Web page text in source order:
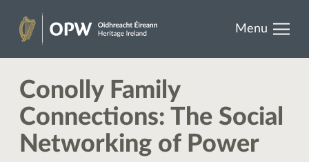
Skip
content
Menu
Conolly Family
Connections: The Social
Networking of Power